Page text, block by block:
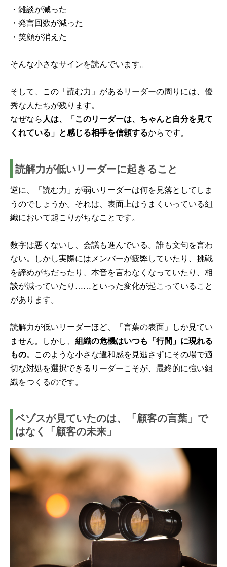
・雑談が減った
・発言回数が減った
・笑顔が消えた
そんな小さなサインを読んでいます。
そして、この「読む力」があるリーダーの周りには、優
秀な人たちが残ります。
なぜなら人は、「このリーダーは、ちゃんと自分を見て
くれている」と感じる相手を信頼するからです。
読解力が低いリーダーに起きること
逆に、「読む力」が弱いリーダーは何を見落としてしま
うのでしょうか。それは、表面上はうまくいっている組
織において起こりがちなことです。
数字は悪くないし、会議も進んでいる。誰も文句を言わ
ない。しかし実際にはメンバーが疲弊していたり、挑戦
を諦めがちだったり、本音を言わなくなっていたり、相
談が減っていたり……といった変化が起こっていること
があります。
読解力が低いリーダーほど、「言葉の表面」しか見てい
ません。しかし、 組織の危機はいつも「行間」に現れる
もの。このような小さな違和感を見逃さずにその場で適
切な対処を選択できるリーダーこそが、最終的に強い組
織をつくるのです。
ベゾスが見ていたのは、「顧客の言葉」で
はなく「顧客の未来」